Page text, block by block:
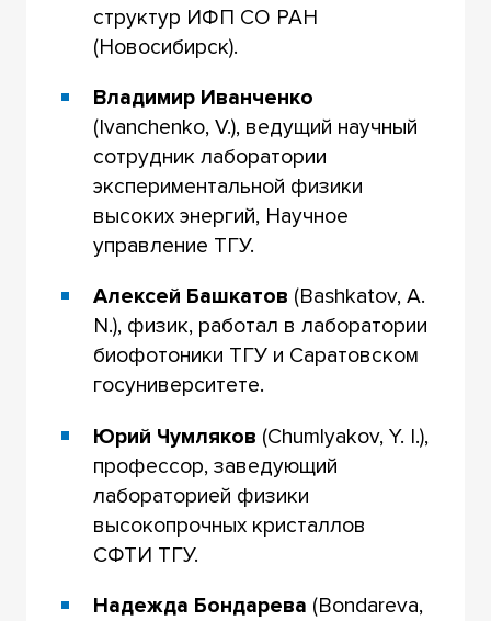
структур ИФП СО РАН
(Новосибирск).
Владимир Иванченко
(Ivanchenko, V.), ведущий научный
сотрудник лаборатории
экспериментальной физики
высоких энергий, Научное
управление ТГУ.
Алексей Башкатов (Bashkatov, A.
N.), физик, работал в лаборатории
биофотоники ТГУ и Саратовском
госуниверситете.
Юрий Чумляков (Chumlyakov, Y. I.),
профессор, заведующий
лабораторией физики
высокопрочных кристаллов
СФТИ ТГУ.
Надежда Бондарева (Bondareva,